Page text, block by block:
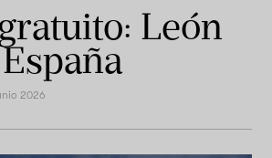
León
2026